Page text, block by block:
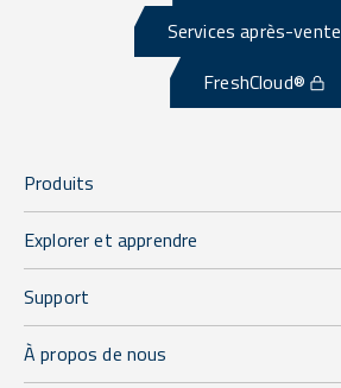
Services après-vente
FreshCloud®
Produits
Explorer et apprendre
Support
À propos de nous